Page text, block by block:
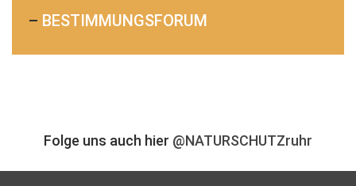
– BESTIMMUNGSFORUM
Folge uns auch hier @NATURSCHUTZruhr